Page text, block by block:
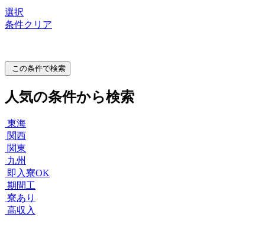
選択
条件クリア
この条件で検索
人気の条件から検索
東海
関西
関東
九州
即入寮OK
期間工
寮あり
高収入